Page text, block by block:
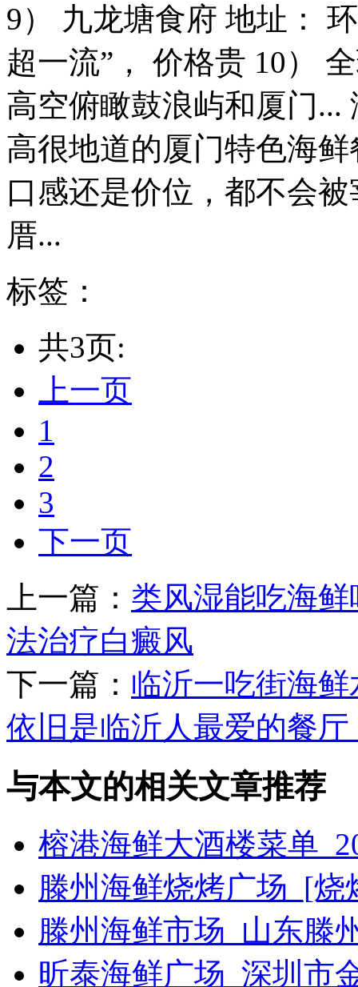
9） 九龙塘食府 地址：
超一流”， 价格贵 10）
高空俯瞰鼓浪屿和厦门...
高很地道的厦门特色海
口感还是价位，都不会
厝...
标签：
共3页:
上一页
1
2
3
下一页
上一篇： 类风湿能吃海
法治疗白癜风
下一篇： 临沂一吃街海
依旧是临沂人最爱的餐厅
与本文的相关文章推荐
榕港海鲜大酒楼菜单
滕州海鲜烧烤广场_[
滕州海鲜市场_山东滕
昕泰海鲜广场_深圳市